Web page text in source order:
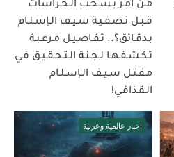
مـن أمـر بـسـحـب الـحـراسات
قـبـل تـصـفـيـة سـيـف الـإسـلـام
بـدقـائق؟.. تـفـاصـيـل مـرعـبـة
تـكـشـفـهـا لـجـنـة الـتـحـقـيـق فـي
مـقـتـل سـيـف الـإسـلـام
الـقـذافـي!
اخبار عالمية وعربية